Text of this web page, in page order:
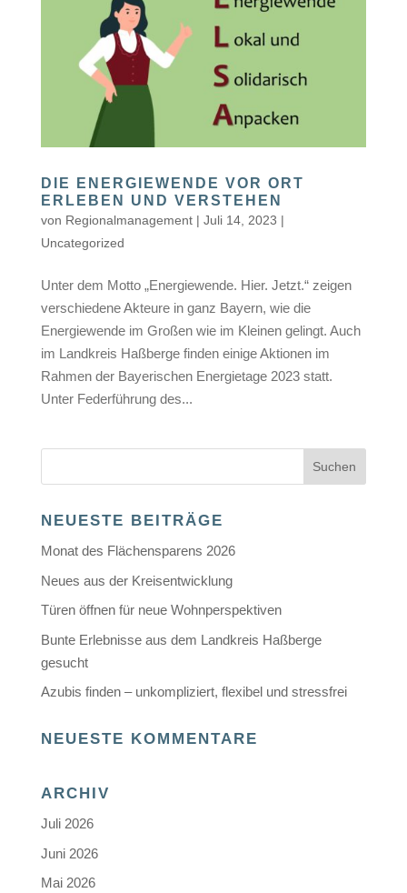
DIE ENERGIEWENDE VOR ORT
ERLEBEN UND VERSTEHEN
von Regionalmanagement| Juli 14, 2023 |
Uncategorized
Unter dem Motto „Energiewende. Hier. Jetzt.“ zeigen
verschiedene Akteure in ganz Bayern, wie die
Energiewende im Großen wie im Kleinen gelingt. Auch
im Landkreis Haßberge finden einige Aktionen im
Rahmen der Bayerischen Energietage 2023 statt.
Unter Federführung des...
NEUESTE BEITRÄGE
Monat des Flächensparens 2026
Neues aus der Kreisentwicklung
Türen öffnen für neue Wohnperspektiven
Bunte Erlebnisse aus dem Landkreis Haßberge
gesucht
Azubis finden – unkompliziert, flexibel und stressfrei
NEUESTE KOMMENTARE
ARCHIV
Juli 2026
Juni 2026
Mai 2026